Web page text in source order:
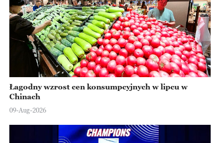
Łagodny wzrost cen konsumpcyjnych w lipcu w
Chinach
09-Aug-2026